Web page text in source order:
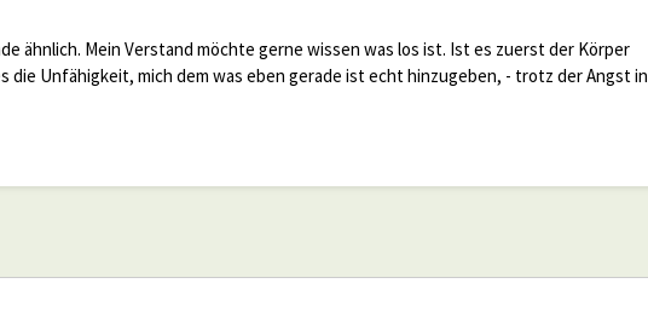
ähnlich. Mein Verstand möchte gerne wissen was los ist. Ist es zuerst der Körper
Unfähigkeit, mich dem was eben gerade ist echt hinzugeben, - trotz der Angst in